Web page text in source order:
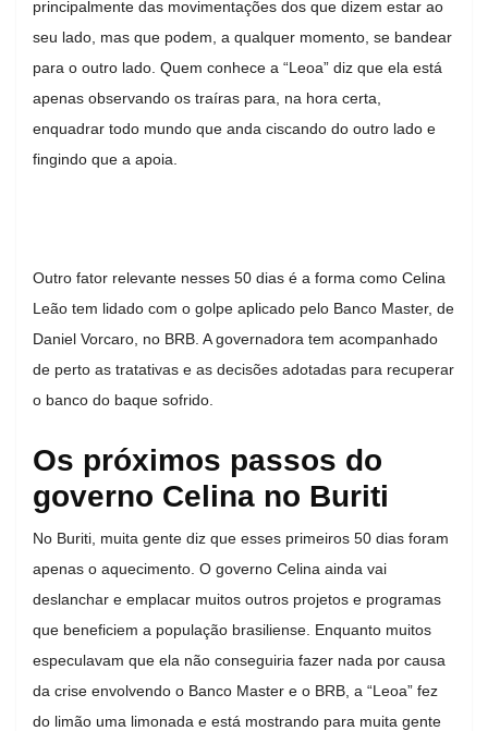
principalmente das movimentações dos que dizem estar ao
seu lado, mas que podem, a qualquer momento, se bandear
para o outro lado. Quem conhece a “Leoa” diz que ela está
apenas observando os traíras para, na hora certa,
enquadrar todo mundo que anda ciscando do outro lado e
fingindo que a apoia.
Outro fator relevante nesses 50 dias é a forma como Celina
Leão tem lidado com o golpe aplicado pelo Banco Master, de
Daniel Vorcaro, no BRB. A governadora tem acompanhado
de perto as tratativas e as decisões adotadas para recuperar
o banco do baque sofrido.
Os próximos passos do
governo Celina no Buriti
No Buriti, muita gente diz que esses primeiros 50 dias foram
apenas o aquecimento. O governo Celina ainda vai
deslanchar e emplacar muitos outros projetos e programas
que beneficiem a população brasiliense. Enquanto muitos
especulavam que ela não conseguiria fazer nada por causa
da crise envolvendo o Banco Master e o BRB, a “Leoa” fez
do limão uma limonada e está mostrando para muita gente